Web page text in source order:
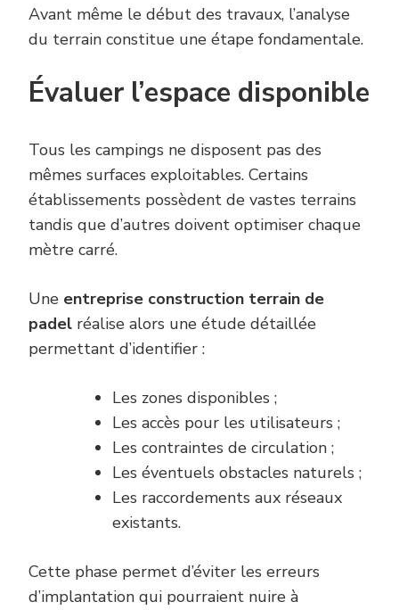
Avant même le début des travaux, l’analyse
du terrain constitue une étape fondamentale.
Évaluer l’espace disponible
Tous les campings ne disposent pas des
mêmes surfaces exploitables. Certains
établissements possèdent de vastes terrains
tandis que d’autres doivent optimiser chaque
mètre carré.
Une entreprise construction terrain de
padel réalise alors une étude détaillée
permettant d’identifier :
Les zones disponibles ;
Les accès pour les utilisateurs ;
Les contraintes de circulation ;
Les éventuels obstacles naturels ;
Les raccordements aux réseaux
existants.
Cette phase permet d’éviter les erreurs
d’implantation qui pourraient nuire à